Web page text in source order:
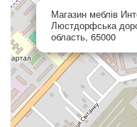
Магазин меблів
Люстдорфська
область, 65000